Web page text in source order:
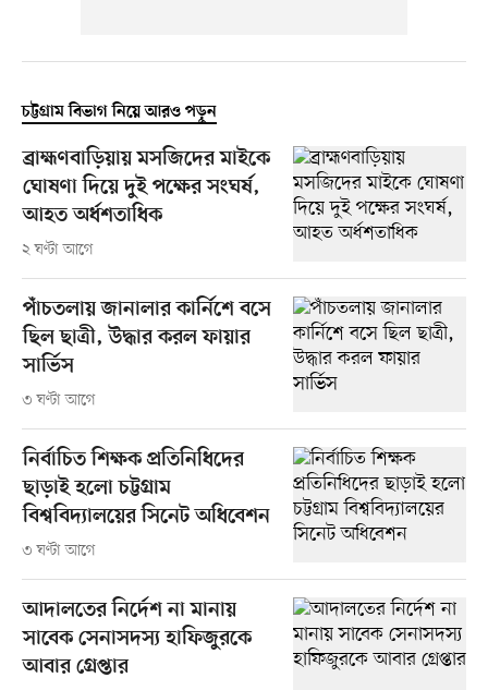
চট্টগ্রাম বিভাগ নিয়ে আরও পড়ুন
ব্রাহ্মণবাড়িয়ায় মসজিদের মাইকে
ঘোষণা দিয়ে দুই পক্ষের সংঘর্ষ,
আহত অর্ধশতাধিক
২ ঘণ্টা আগে
পাঁচতলায় জানালার কার্নিশে বসে
ছিল ছাত্রী, উদ্ধার করল ফায়ার
সার্ভিস
৩ ঘণ্টা আগে
নির্বাচিত শিক্ষক প্রতিনিধিদের
ছাড়াই হলো চট্টগ্রাম
বিশ্ববিদ্যালয়ের সিনেট অধিবেশন
৩ ঘণ্টা আগে
আদালতের নির্দেশ না মানায়
সাবেক সেনাসদস্য হাফিজুরকে
আবার গ্রেপ্তার